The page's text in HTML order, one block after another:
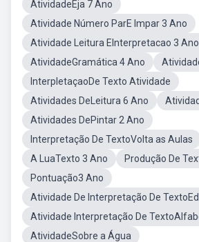
AtividadeEja 7 Ano
Atividade Número ParE Impar 3 Ano
Atividade Leitura EInterpretacao 3 Ano
AtividadeGramática 4 Ano
InterpletaçaoDe Texto Atividade
Atividades DeLeitura 6 Ano
Atividades DePintar 2 Ano
Interpretação De TextoVolta as Aulas
A LuaTexto 3 Ano
Produção De
Pontuação3 Ano
Atividade De Interpretação De
Atividade Interpretação De
AtividadeSobre a Água